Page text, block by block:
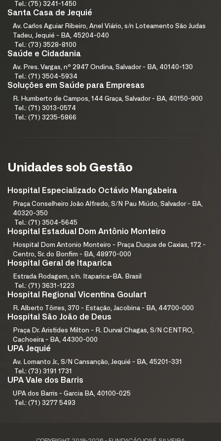
Tel.: (75) 3241-1450
Santa Casa de Jequié
Av. Carlos Aguiar Ribeiro, Anel Viário, s/n Loteamento São Judas
Tadeu, Jequié - BA, 45204-040
Tel.: (73) 3528-8100
Saúde e Cidadania
Av. Pres. Vargas, nº 2947 Ondina, Salvador - BA, 40140-130
Tel.: (71) 3504-5934
Soluções em Saúde para Empresas
R. Humberto de Campos, 144 Graça, Salvador - BA, 40150-900
Tel.: (71) 3013-0574
Tel.: (71) 3235-5866
Unidades sob Gestão
Hospital Especializado Octávio Mangabeira
Praça Conselheiro João Alfredo, S/N Pau Miúdo, Salvador - BA,
40320-350
Tel.: (71) 3504-5645
Hospital Estadual Dom Antônio Monteiro
Hospital Dom Antonio Monteiro - Praça Duque de Caxias, 172 -
Centro, Sr. do Bonfim - BA, 48970-000
Hospital Geral de Itaparica
Estrada Rodagem, s/n. Itaparica-BA. Brasil
Tel.: (71) 3631-1223
Hospital Regional Vicentina Goulart
R. Alberto Tôrres, 370 - Estação, Jacobina - BA, 44700-000
Hospital São João de Deus
Praça Dr. Aristides Milton - R. Durval Chagas, S/N CENTRO,
Cachoeira - BA, 44300-000
UPA Jequié
Av. Lomanto Jr., S/N Cansanção, Jequié - BA, 45201-331
Tel.: (73) 3191 1731
UPA Vale dos Barris
UPA dos Barris - Garcia BA, 40100-025
Tel.: (71) 3277 5493